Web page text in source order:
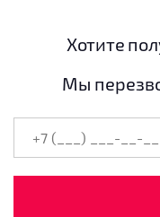
Хотите
Мы